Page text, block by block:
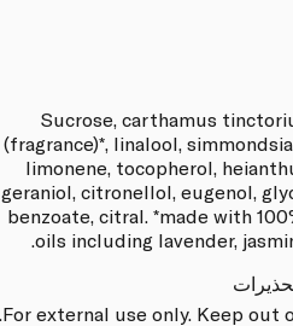
Sucrose, carthamus
(fragrance)*, linalool,
limonene, tocopherol,
geraniol, citronellol, eugenol,
benzoate, citral. *made with
oils including lavender,
For external use only. Keep out